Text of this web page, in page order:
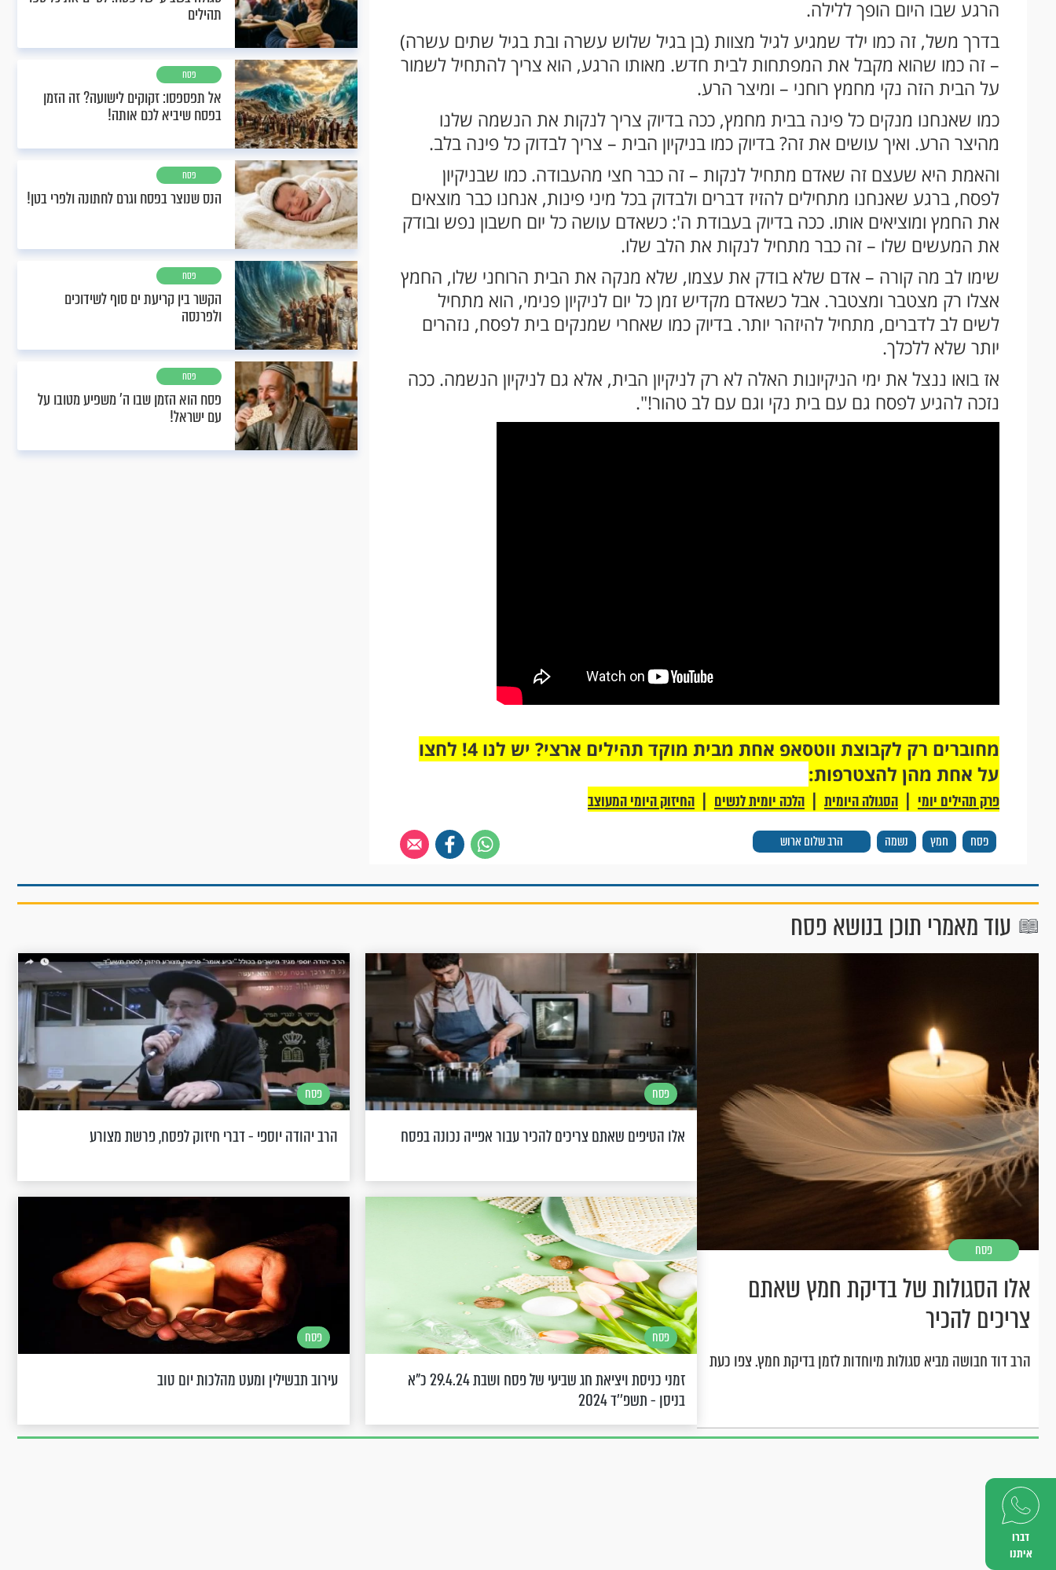
דברו
איתנו
הרגע שבו היום הופך ללילה.
בדרך משל, זה כמו ילד שמגיע לגיל מצוות (בן בגיל שלוש עשרה ובת בגיל שתים עשרה)
– זה כמו שהוא מקבל את המפתחות לבית חדש. מאותו הרגע, הוא צריך להתחיל לשמור
על הבית הזה נקי מחמץ רוחני – ומיצר הרע.
כמו שאנחנו מנקים כל פינה בבית מחמץ, ככה בדיוק צריך לנקות את הנשמה שלנו
מהיצר הרע. ואיך עושים את זה? בדיוק כמו בניקיון הבית – צריך לבדוק כל פינה בלב.
והאמת היא שעצם זה שאדם מתחיל לנקות – זה כבר חצי מהעבודה. כמו שבניקיון
לפסח, ברגע שאנחנו מתחילים להזיז דברים ולבדוק בכל מיני פינות, אנחנו כבר מוצאים
את החמץ ומוציאים אותו. ככה בדיוק בעבודת ה': כשאדם עושה כל יום חשבון נפש ובודק
את המעשים שלו – זה כבר מתחיל לנקות את הלב שלו.
שימו לב מה קורה – אדם שלא בודק את עצמו, שלא מנקה את הבית הרוחני שלו, החמץ
אצלו רק מצטבר ומצטבר. אבל כשאדם מקדיש זמן כל יום לניקיון פנימי, הוא מתחיל
לשים לב לדברים, מתחיל להיזהר יותר. בדיוק כמו שאחרי שמנקים בית לפסח, נזהרים
יותר שלא ללכלך.
אז בואו ננצל את ימי הניקיונות האלה לא רק לניקיון הבית, אלא גם לניקיון הנשמה. ככה
נזכה להגיע לפסח גם עם בית נקי וגם עם לב טהור!".
פסח חמץ נשמה הרב שלום ארוש
מחוברים רק לקבוצת ווטסאפ אחת מבית מוקד תהילים ארצי? יש לנו 4! לחצו
על אחת מהן להצטרפות:
פרק תהילים יומי | הסגולה היומית | הלכה יומית לנשים | החיזוק היומי המעוצב
תהילים
פסח
אל תפספסו: זקוקים לישועה? זה הזמן
בפסח שיביא לכם אותה!
פסח
הנס שנוצר בפסח וגרם לחתונה ולפרי בטן!
פסח
הקשר בין קריעת ים סוף לשידוכים
ולפרנסה
פסח
פסח הוא הזמן שבו ה' משפיע מטובו על
עם ישראל!
עוד מאמרי תוכן בנושא פסח
פסח
אלו הסגולות של בדיקת חמץ שאתם
צריכים להכיר
הרב דוד חבושה מביא סגולות מיוחדות לזמן בדיקת חמץ. צפו כעת
פסח
אלו הטיפים שאתם צריכים להכיר עבור אפייה נכונה בפסח
פסח
הרב יהודה יוספי - דברי חיזוק לפסח, פרשת מצורע
פסח
זמני כניסת ויציאת חג שביעי של פסח ושבת 29.4.24 כ"א
בניסן - תשפ''ד 2024
פסח
עירוב תבשילין ומעט מהלכות יום טוב